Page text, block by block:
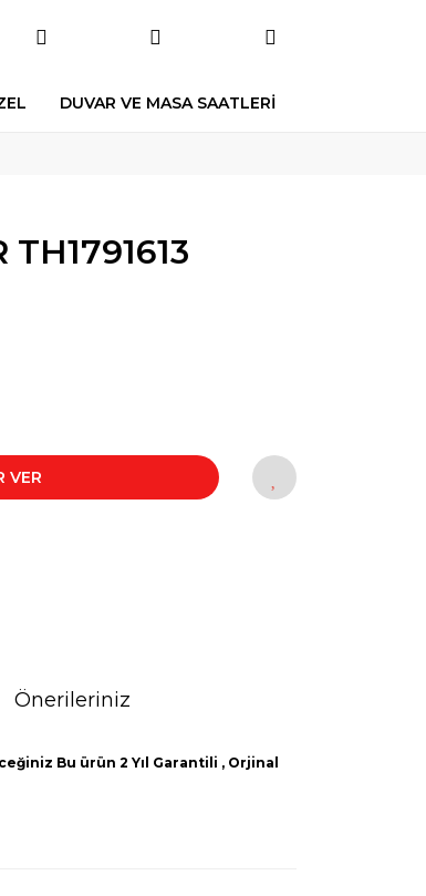
DUVAR VE MASA SAATLERİ
VER
Önerileriniz
Bu ürün 2 Yıl Garantili , Orjinal